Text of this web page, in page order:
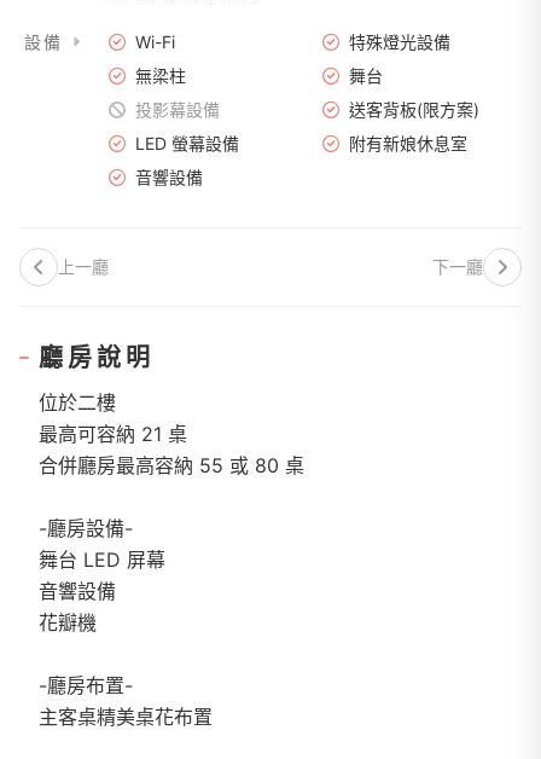
設備 Wi-Fi
特殊燈光設備
無梁柱
舞台
投影幕設備
送客背板(限方案)
LED 螢幕設備
附有新娘休息室
音響設備
上一廳 下一廳
廳房說明
​位於二樓
最高可容納 21 桌
​合併廳房最高容納 55 或 80 桌​
-廳房設備-
舞台 LED 屏幕
音響設備
花瓣機
-廳房布置-
主客桌精美桌花布置